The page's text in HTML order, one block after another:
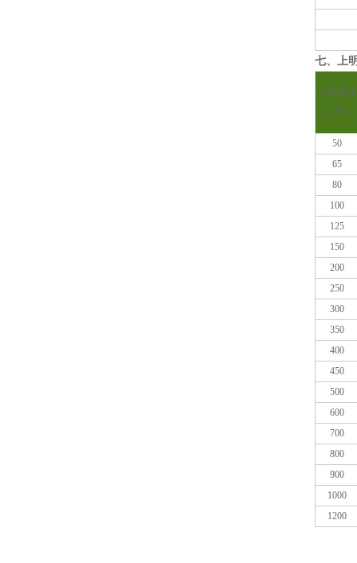
七、上
公称通经
（DN）
50
65
80
100
125
150
200
250
300
350
400
450
500
600
700
800
900
1000
1200